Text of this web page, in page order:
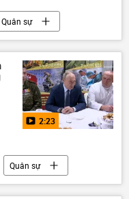
Quân sự
giới
Trái Đất
2:23
Quân sự
Thế giới